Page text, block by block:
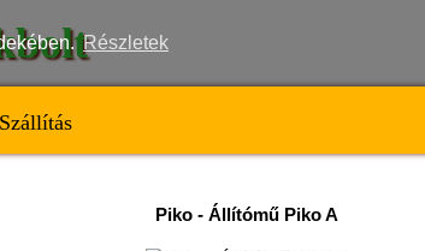
Részletek
Szállítás
Piko -Állítómű Piko A